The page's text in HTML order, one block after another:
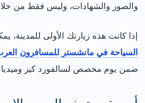
والصور والشهادات، وليس فقط من خلال
إذا كانت هذه زيارتك الأولى للمدينة،
السياحة في مانشستر للمسافرون
ضمن يوم مخصص لسالفورد كيز